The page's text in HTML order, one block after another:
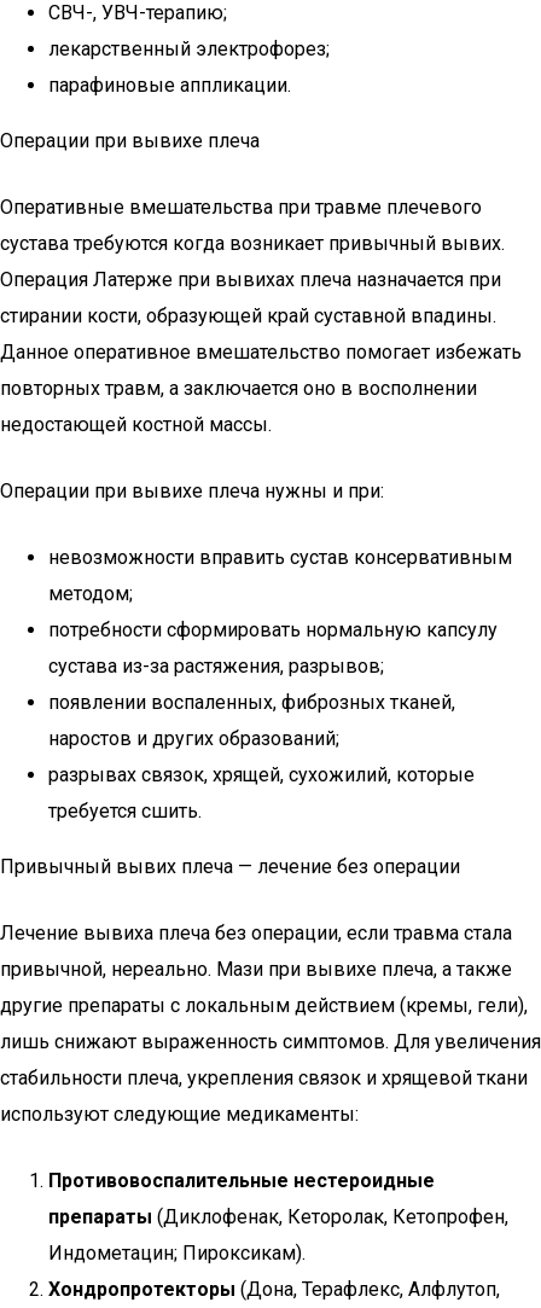
СВЧ-, УВЧ-терапию;
лекарственный электрофорез;
парафиновые аппликации.
Операции при вывихе плеча
Оперативные вмешательства при травме плечевого
сустава требуются когда возникает привычный вывих.
Операция Латерже при вывихах плеча назначается при
стирании кости, образующей край суставной впадины.
Данное оперативное вмешательство помогает избежать
повторных травм, а заключается оно в восполнении
недостающей костной массы.
Операции при вывихе плеча нужны и при:
невозможности вправить сустав консервативным
методом;
потребности сформировать нормальную капсулу
сустава из-за растяжения, разрывов;
появлении воспаленных, фиброзных тканей,
наростов и других образований;
разрывах связок, хрящей, сухожилий, которые
требуется сшить.
Привычный вывих плеча — лечение без операции
Лечение вывиха плеча без операции, если травма стала
привычной, нереально. Мази при вывихе плеча, а также
другие препараты с локальным действием (кремы, гели),
лишь снижают выраженность симптомов. Для увеличения
стабильности плеча, укрепления связок и хрящевой ткани
используют следующие медикаменты:
Противовоспалительные нестероидные
препараты (Диклофенак, Кеторолак, Кетопрофен,
Индометацин; Пироксикам).
Хондропротекторы (Дона, Терафлекс, Алфлутоп,